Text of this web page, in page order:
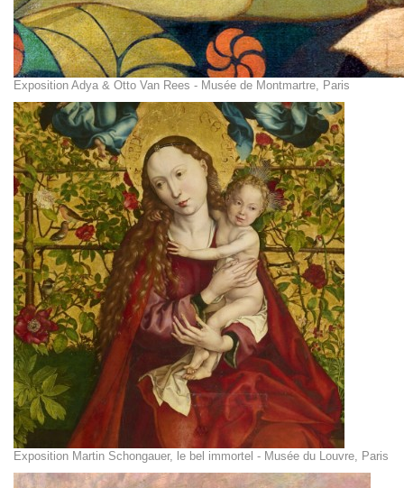
Exposition Adya & Otto Van Rees - Musée de Montmartre, Paris
Exposition Martin Schongauer, le bel immortel - Musée du Louvre, Paris